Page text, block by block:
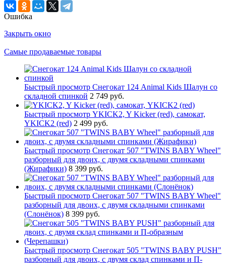
Ошибка
Закрыть окно
Самые продаваемые товары
Быстрый просмотр Снегокат 124 Animal Kids Шалун со
складной спинкой 2 749 руб.
Быстрый просмотр YKICK2, Y Kicker (red), самокат,
YKICK2 (red) 2 499 руб.
Быстрый просмотр Снегокат 507 "TWINS BABY Wheel"
разборный для двоих, с двумя складными спинками
(Жирафики) 8 399 руб.
Быстрый просмотр Снегокат 507 "TWINS BABY Wheel"
разборный для двоих, с двумя складными спинками
(Слонёнок) 8 399 руб.
Быстрый просмотр Снегокат 505 "TWINS BABY PUSH"
разборный для двоих, с двумя склад спинками и П-